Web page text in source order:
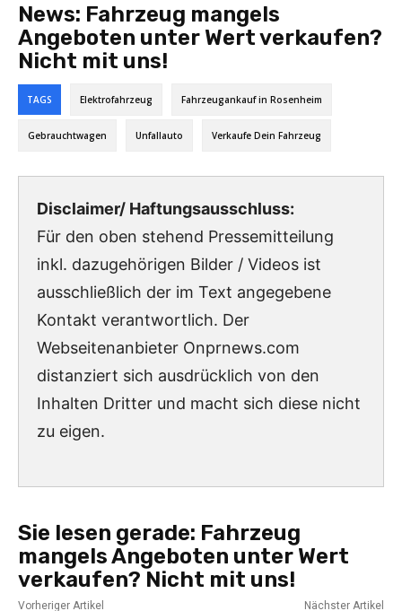
News: Fahrzeug mangels
Angeboten unter Wert verkaufen?
Nicht mit uns!
TAGS Elektrofahrzeug Fahrzeugankauf in Rosenheim
Gebrauchtwagen Unfallauto Verkaufe Dein Fahrzeug
Disclaimer/ Haftungsausschluss:
Für den oben stehend Pressemitteilung
inkl. dazugehörigen Bilder / Videos ist
ausschließlich der im Text angegebene
Kontakt verantwortlich. Der
Webseitenanbieter Onprnews.com
distanziert sich ausdrücklich von den
Inhalten Dritter und macht sich diese nicht
zu eigen.
Sie lesen gerade: Fahrzeug
mangels Angeboten unter Wert
verkaufen? Nicht mit uns!
Vorheriger Artikel Nächster Artikel